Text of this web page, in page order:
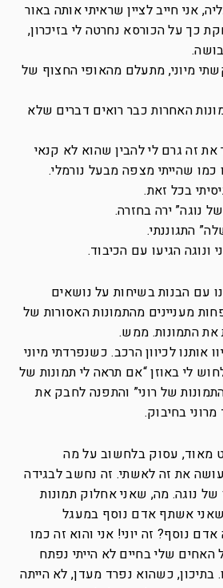
אני חייב לציין שראיתי אותה באור
כך על הכורסא נחרטה לי בזיכרון,
מיוני, מתעלם מהאופי החצוף של
האחרות כבר רואים דברים שלא
זה גרם לי להבין שהוא לא קנאי
שהייתי מצפה מבעל נורמלי.
בכל זאת.
נוגה” ירה בחזרה.
התגוננתי.
הגיעו עם הכיבוד.
עם הבנות בשיחות על נושאים
מעניינים מהתמונות האסורות של
את התמונות. ממש.
אותנו לכיוון הרכב. כשנפרדתי מיוני
לי באוזן “אם תראה לי תמונות של
של רוני” והתפנה לחבק את
בחיבוק.
מאוד, עסוק בלחשוב על מה
את זה לאשתי. זה נחשב לבגידה
של נוגה. מה, שאני אחלוק תמונות
אשתף אדם נוסף במעגל
נוסף? זה יוני! אני והוא זה כמו
האחים שלי בחיים לא הייתי נפתח
בתיכון, כשהוא נפרד מעדן, לא הייתה